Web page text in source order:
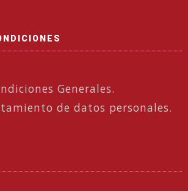
Generales.
de datos personales.